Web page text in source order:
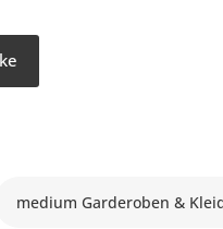
medium Garderoben &